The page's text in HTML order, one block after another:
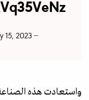
— MEDI1TV (@Medi1TV)
15, 2023